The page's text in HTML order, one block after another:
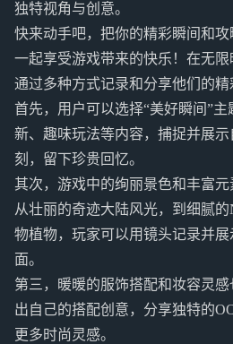
独特视角与创意。
快来动手吧，把你的精彩瞬间和攻
一起享受游戏带来的快乐！在无
通过多种方式记录和分享他们的精
首先，用户可以选择“美好瞬间”
新、趣味玩法等内容，捕捉并展
刻，留下珍贵回忆。
其次，游戏中的绚丽景色和丰富元
从壮丽的奇迹大陆风光，到细腻
物植物，玩家可以用镜头记录并
面。
第三，暖暖的服饰搭配和妆容灵
出自己的搭配创意，分享独特的
更多时尚灵感。